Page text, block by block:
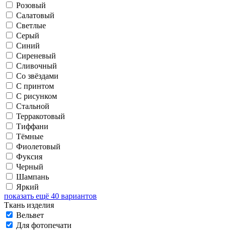
Розовый
Салатовый
Светлые
Серый
Синий
Сиреневый
Сливочный
Со звёздами
С принтом
С рисунком
Стальной
Терракотовый
Тиффани
Тёмные
Фиолетовый
Фуксия
Черный
Шампань
Яркий
показать ещё 40 вариантов
Ткань изделия
Вельвет
Для фотопечати